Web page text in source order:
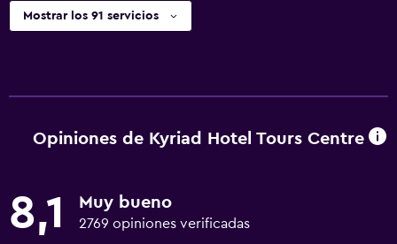
Mostrar los 91 servicios
Opiniones de Kyriad Hotel Tours Centre
8,1 Muy bueno
2769 opiniones verificadas